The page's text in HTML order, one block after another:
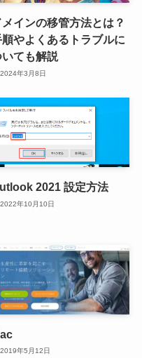
メインの移管方法とは？
やよくあるトラブルに
いても解説
2024年3月8日
2021 設定方法
2022年10月10日
2019年5月12日